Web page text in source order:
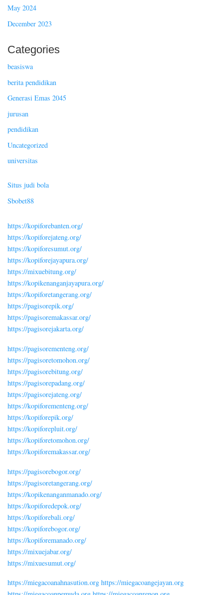
May 2024
December 2023
Categories
beasiswa
berita pendidikan
Generasi Emas 2045
jurusan
pendidikan
Uncategorized
universitas
Situs judi bola
Sbobet88
https://kopiforebanten.org/
https://kopiforejateng.org/
https://kopiforesumut.org/
https://kopiforejayapura.org/
https://mixuebitung.org/
https://kopikenanganjayapura.org/
https://kopiforetangerang.org/
https://pagisorepik.org/
https://pagisoremakassar.org/
https://pagisorejakarta.org/
https://pagisorementeng.org/
https://pagisoretomohon.org/
https://pagisorebitung.org/
https://pagisorepadang.org/
https://pagisorejateng.org/
https://kopiforementeng.org/
https://kopiforepik.org/
https://kopiforepluit.org/
https://kopiforetomohon.org/
https://kopiforemakassar.org/
https://pagisorebogor.org/
https://pagisoretangerang.org/
https://kopikenanganmanado.org/
https://kopiforedepok.org/
https://kopiforebali.org/
https://kopiforebogor.org/
https://kopiforemanado.org/
https://mixuejabar.org/
https://mixuesumut.org/
https://miegacoanahnasution.org https://miegacoangejayan.org